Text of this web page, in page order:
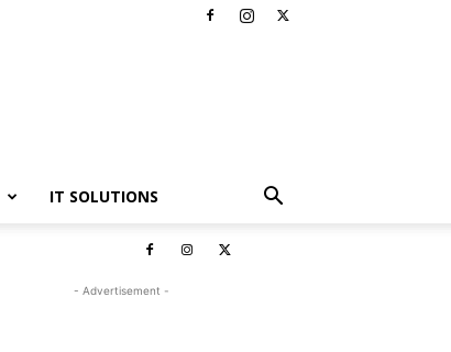
IT SOLUTIONS
- Advertisement -